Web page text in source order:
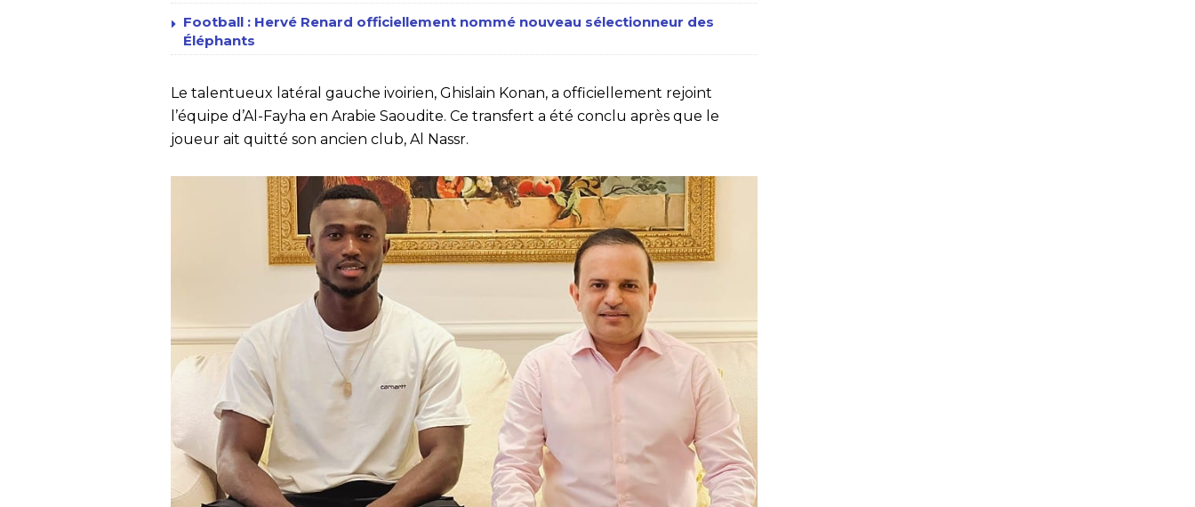
Football : Hervé Renard officiellement nommé nouveau sélectionneur des
Éléphants
Le talentueux latéral gauche ivoirien, Ghislain Konan, a officiellement rejoint
l’équipe d’Al-Fayha en Arabie Saoudite. Ce transfert a été conclu après que le
joueur ait quitté son ancien club, Al Nassr.